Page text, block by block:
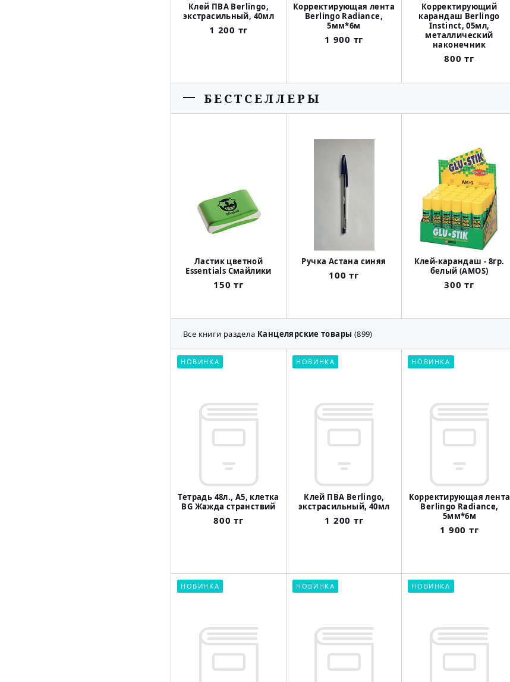
Клей ПВА Berlingo,
экстрасильный, 40мл
1 200 тг
Корректирующая лента
Berlingo Radiance,
5мм*6м
1 900 тг
Корректирующий
карандаш Berlingo
Instinct, 05мл,
металлический
наконечник
800 тг
БЕСТСЕЛЛЕРЫ
Ластик цветной
Essentials Смайлики
150 тг
Ручка Астана синяя
100 тг
Клей-карандаш - 8гр.
белый (AMOS)
300 тг
Все книги раздела Канцелярские товары (899)
НОВИНКА
Тетрадь 48л., А5, клетка
BG Жажда странствий
800 тг
НОВИНКА
Клей ПВА Berlingo,
экстрасильный, 40мл
1 200 тг
НОВИНКА
Корректирующая лента
Berlingo Radiance,
5мм*6м
1 900 тг
НОВИНКА НОВИНКА НОВИНКА